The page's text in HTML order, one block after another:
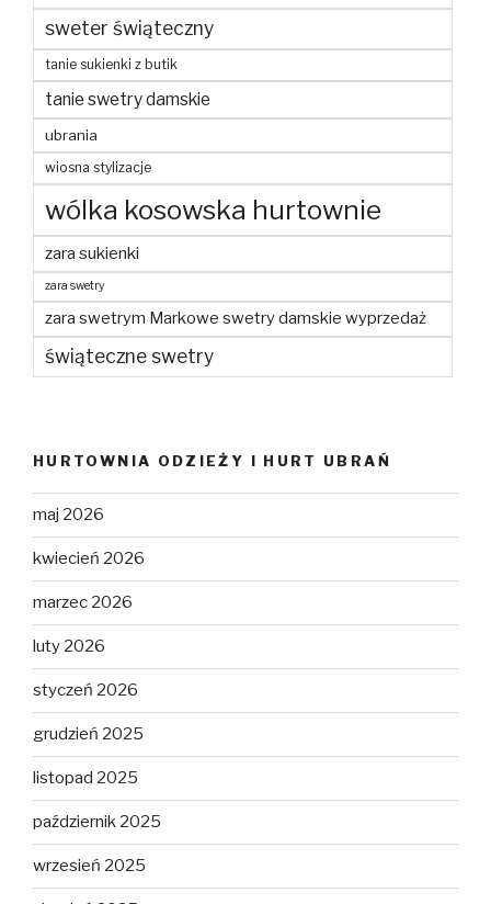
sweter świąteczny
tanie sukienki z butik
tanie swetry damskie
ubrania
wiosna stylizacje
wólka kosowska hurtownie
zara sukienki
zara swetry
zara swetrym Markowe swetry damskie wyprzedaż
świąteczne swetry
HURTOWNIA ODZIEŻY I HURT UBRAŃ
maj 2026
kwiecień 2026
marzec 2026
luty 2026
styczeń 2026
grudzień 2025
listopad 2025
październik 2025
wrzesień 2025